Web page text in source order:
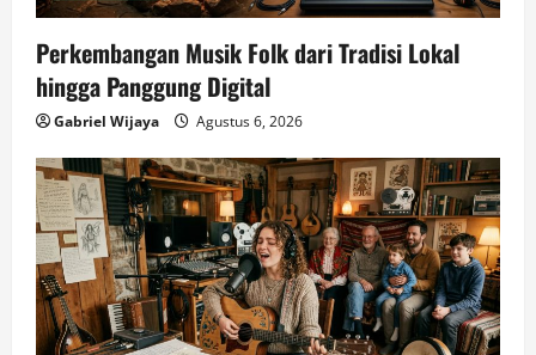
Perkembangan Musik Folk dari Tradisi Lokal
hingga Panggung Digital
Gabriel Wijaya Agustus 6, 2026